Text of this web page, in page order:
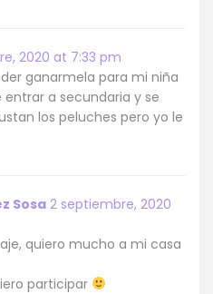
2020 at 7:33 pm
ganarmela para mi niña
a secundaria y se
los peluches pero yo le
Sosa 2 septiembre, 2020
quiero mucho a mi casa
participar